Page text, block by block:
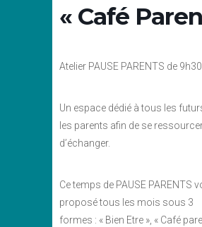
« Café
Atelier PAUSE PARENTS de
Un espace dédié à tous les
les parents afin de se
d’échanger.
Ce temps de PAUSE PARENTS
proposé tous les mois sous 3
formes : « Bien Etre », « Café